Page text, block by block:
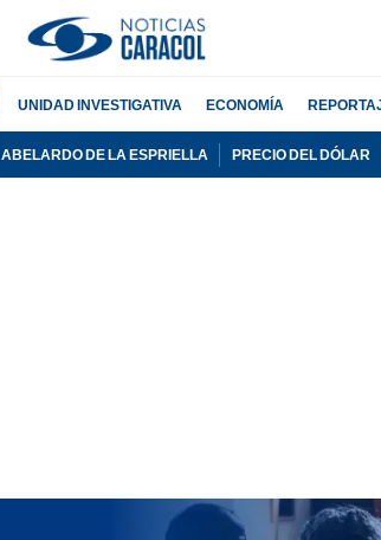
UNIDAD INVESTIGATIVA ECONOMÍA
ABELARDO DE LA ESPRIELLA PRECIO DEL DÓLAR